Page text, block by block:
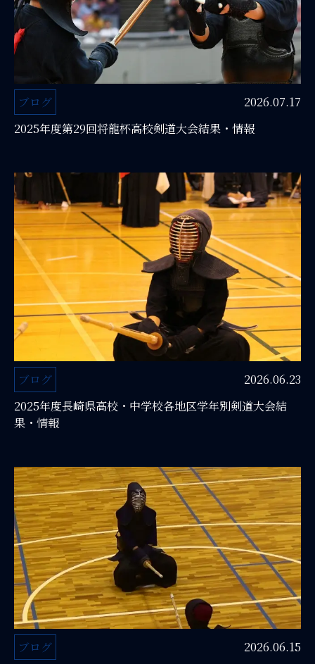
ブログ
2026.07.17
2025年度第29回将龍杯高校剣道大会結果・情報
ブログ
2026.06.23
2025年度長崎県高校・中学校各地区学年別剣道大会結
果・情報
ブログ
2026.06.15